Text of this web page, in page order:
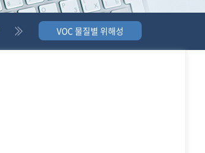
VOC 물질별 위해성